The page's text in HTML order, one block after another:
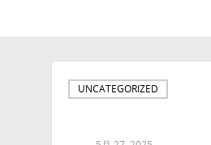
UNCATEGORIZED